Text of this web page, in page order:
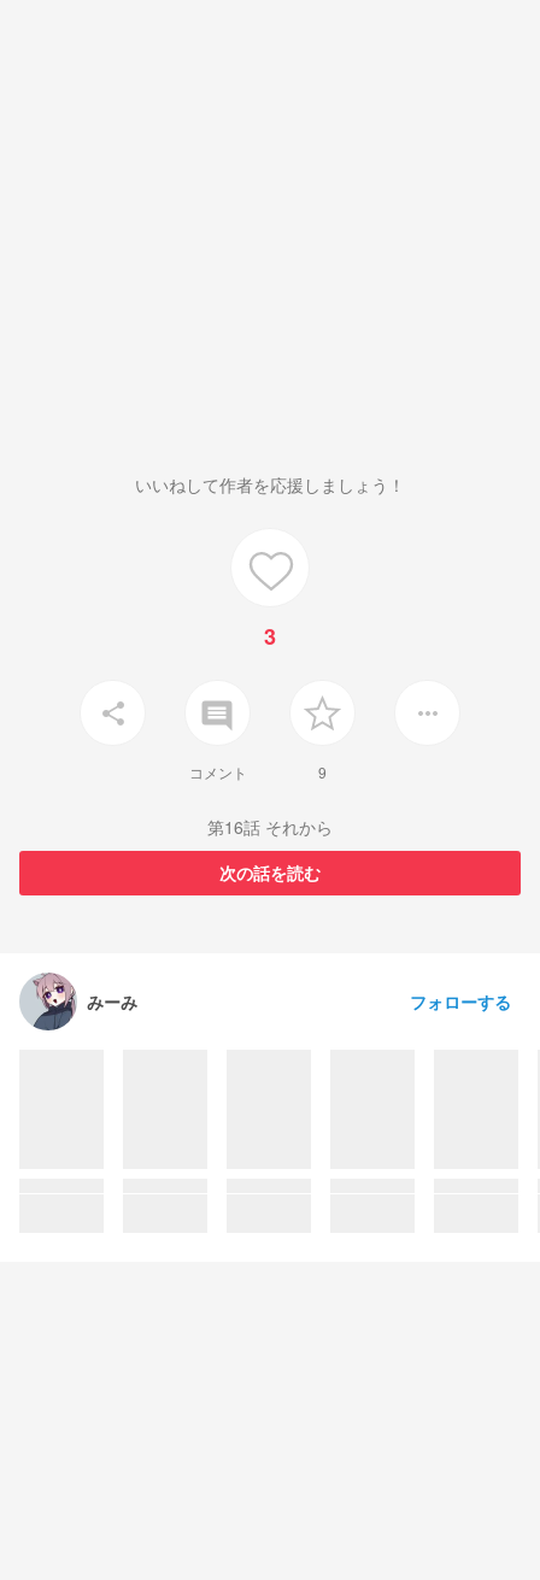
いいねして作者を応援しましょう！
3
share insert_comment
コメント 9
more_horiz
第16話 それから
次の話を読む
みーみ フォローする